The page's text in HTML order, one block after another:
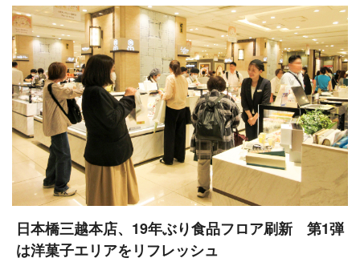
日本橋三越本店、19年ぶり食品フロア刷新 第1弾
は洋菓子エリアをリフレッシュ